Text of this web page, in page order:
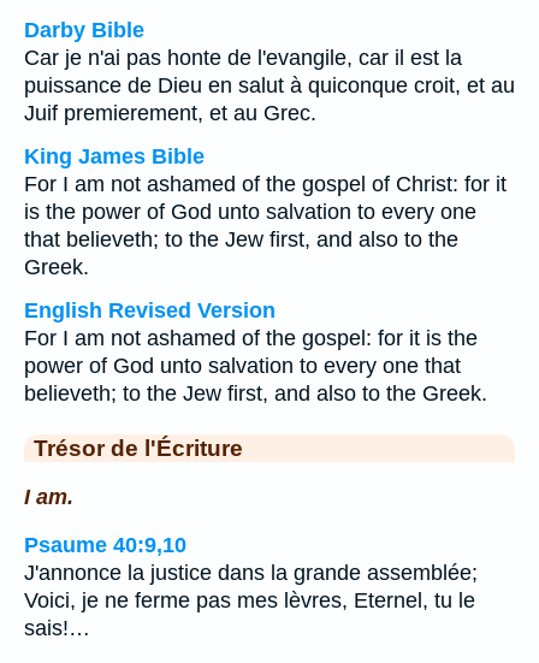
Darby Bible
Car je n'ai pas honte de l'evangile, car il est la
puissance de Dieu en salut à quiconque croit, et au
Juif premierement, et au Grec.
King James Bible
For I am not ashamed of the gospel of Christ: for it
is the power of God unto salvation to every one
that believeth; to the Jew first, and also to the
Greek.
English Revised Version
For I am not ashamed of the gospel: for it is the
power of God unto salvation to every one that
believeth; to the Jew first, and also to the Greek.
Trésor de l'Écriture
I am.
Psaume 40:9,10
J'annonce la justice dans la grande assemblée;
Voici, je ne ferme pas mes lèvres, Eternel, tu le
sais!…